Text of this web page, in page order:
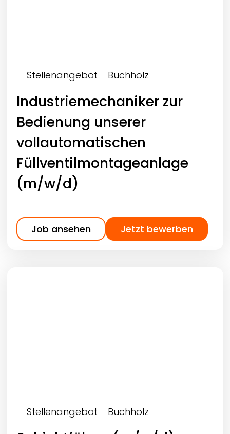
Stellenangebot Buchholz
Industriemechaniker zur
Bedienung unserer
vollautomatischen
Füllventilmontageanlage
(m/w/d)
Job ansehen Jetzt bewerben
Stellenangebot Buchholz